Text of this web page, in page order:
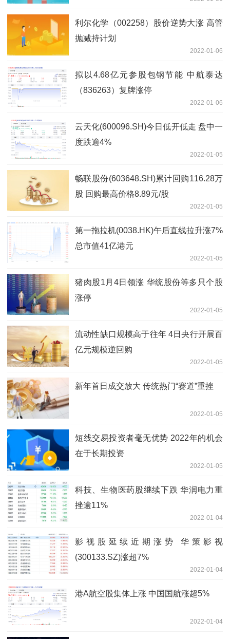
利尔化学（002258）股价逆势大涨 高管
抛减持计划
2022-01-06
拟以4.68亿元参股包钢节能 中航泰达
（836263）复牌涨停
2022-01-06
云天化(600096.SH)今日低开低走 盘中一
度跌逾4%
2022-01-05
畅联股份(603648.SH)累计回购116.28万
股 回购最高价格8.89元/股
2022-01-05
第一拖拉机(0038.HK)午后直线拉升涨7%
总市值41亿港元
2022-01-05
猪肉股1月4日领涨 华统股份等多只个股
涨停
2022-01-05
流动性缺口规模高于往年 4日央行开展百
亿元规模逆回购
2022-01-05
新年首日成交放大 传统热门“赛道”重挫
2022-01-05
短线交易投资者毫无优势 2022年的机会
在于长期投资
2022-01-05
科技、生物医药股继续下跌 华润电力重
挫逾11%
2022-01-04
影视股延续近期涨势 华策影视
(300133.SZ)涨超7%
2022-01-04
港A航空股集体上涨 中国国航涨超5%
2022-01-04